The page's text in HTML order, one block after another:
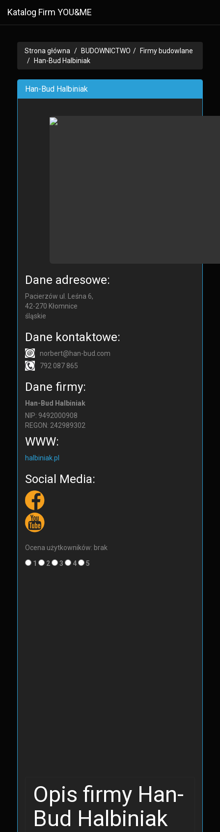
Katalog Firm YOU&ME
Strona główna BUDOWNICTWO
Firmy budowlane
Han-Bud Halbiniak
Han-Bud Halbiniak
Dane adresowe:
Pacierzów ul. Leśna 6,
42-270 Kłomnice
śląskie
Dane kontaktowe:
norbert@han-bud.com
792 087 865
Dane firmy:
Han-Bud Halbiniak
NIP: 9492000908
REGON: 242989302
WWW:
halbiniak.pl
Social Media:
Ocena użytkowników: brak
1
2 3 4 5
Opis firmy Han-
Bud Halbiniak